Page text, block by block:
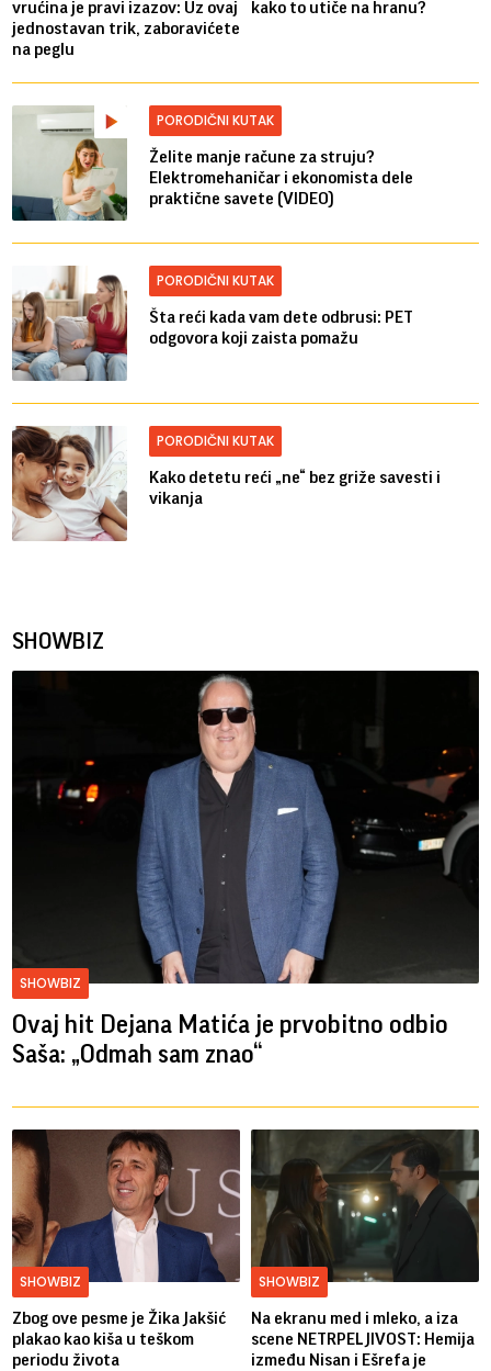
vrućina je pravi izazov: Uz ovaj
jednostavan trik, zaboravićete
na peglu
kako to utiče na hranu?
PORODIČNI KUTAK
Želite manje račune za struju?
Elektromehaničar i ekonomista dele
praktične savete (VIDEO)
PORODIČNI KUTAK
Šta reći kada vam dete odbrusi: PET
odgovora koji zaista pomažu
PORODIČNI KUTAK
Kako detetu reći „ne“ bez griže savesti i
vikanja
SHOWBIZ
SHOWBIZ
Ovaj hit Dejana Matića je prvobitno odbio
Saša: „Odmah sam znao“
SHOWBIZ
Zbog ove pesme je Žika Jakšić
plakao kao kiša u teškom
periodu života
SHOWBIZ
Na ekranu med i mleko, a iza
scene NETRPELJIVOST: Hemija
između Nisan i Ešrefa je